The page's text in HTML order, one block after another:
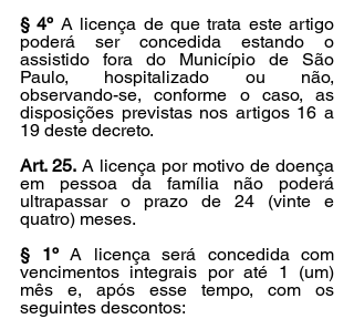
§ 4º A licença de que trata este artigo
poderá ser concedida estando o
assistido fora do Município de São
Paulo, hospitalizado ou não,
observando-se, conforme o caso, as
disposições previstas nos artigos 16 a
19 deste decreto.
Art. 25. A licença por motivo de doença
em pessoa da família não poderá
ultrapassar o prazo de 24 (vinte e
quatro) meses.
§ 1º A licença será concedida com
vencimentos integrais por até 1 (um)
mês e, após esse tempo, com os
seguintes descontos: